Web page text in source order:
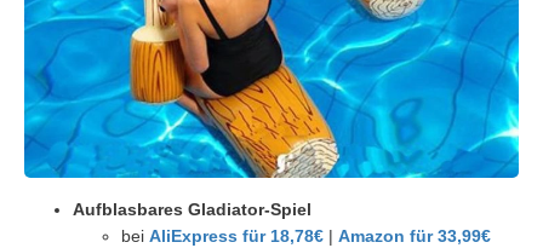
Aufblasbares Gladiator-Spiel
bei AliExpress für 18,78€ | Amazon für 33,99€